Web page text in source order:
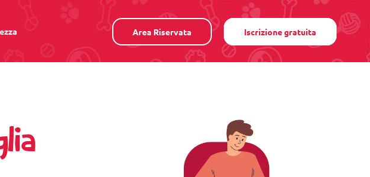
Area Riservata Iscrizione gratuita